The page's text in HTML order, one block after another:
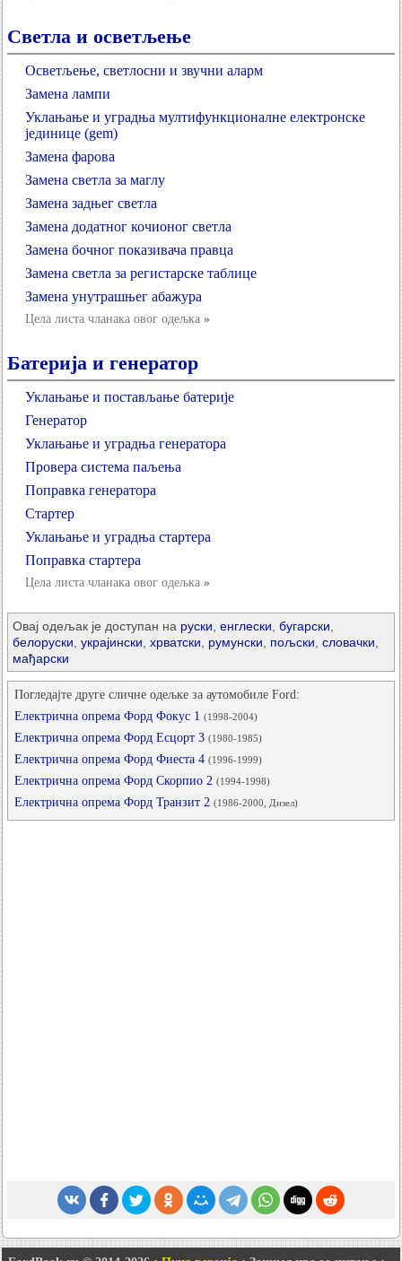
Светла и осветљење
Осветљење, светлосни и звучни аларм
Замена лампи
Уклањање и уградња мултифункционалне електронске
јединице (gem)
Замена фарова
Замена светла за маглу
Замена задњег светла
Замена додатног кочионог светла
Замена бочног показивача правца
Замена светла за регистарске таблице
Замена унутрашњег абажура
Цела листа чланака овог одељка »
Батерија и генератор
Уклањање и постављање батерије
Генератор
Уклањање и уградња генератора
Провера система паљења
Поправка генератора
Стартер
Уклањање и уградња стартера
Поправка стартера
Цела листа чланака овог одељка »
Овај одељак је доступан на руски енглески бугарски
белоруски украјински хрватски румунски пољски словачки
мађарски
Погледајте друге сличне одељке за аутомобиле Ford:
Електрична опрема Форд Фокус 1 (1998-2004)
Електрична опрема Форд Есцорт 3 (1980-1985)
Електрична опрема Форд Фиеста 4 (1996-1999)
Електрична опрема Форд Скорпио 2 (1994-1998)
Електрична опрема Форд Транзит 2 (1986-2000, Дизел)